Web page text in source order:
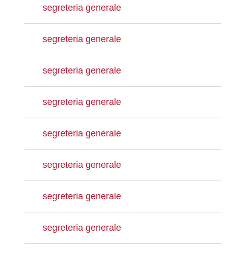
segreteria generale
segreteria generale
segreteria generale
segreteria generale
segreteria generale
segreteria generale
segreteria generale
segreteria generale